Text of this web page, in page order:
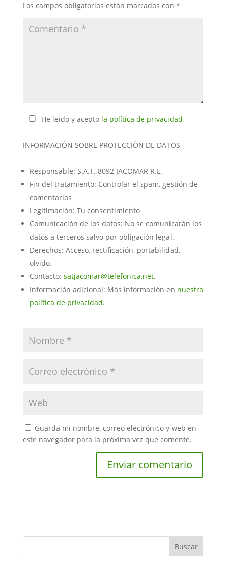
Los campos obligatorios están marcados con *
He leido y acepto la política de privacidad
INFORMACIÓN SOBRE PROTECCIÓN DE DATOS
Responsable: S.A.T. 8092 JACOMAR R.L.
Fin del tratamiento: Controlar el spam, gestión de
comentarios
Legitimación: Tu consentimiento
Comunicación de los datos: No se comunicarán los
datos a terceros salvo por obligación legal.
Derechos: Acceso, rectificación, portabilidad,
olvido.
Contacto: satjacomar@telefonica.net.
Información adicional: Más información en nuestra
política de privacidad.
Guarda mi nombre, correo electrónico y web en
este navegador para la próxima vez que comente.